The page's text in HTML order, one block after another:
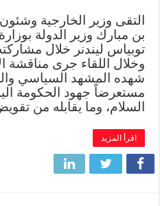
التقى وزير الخارجية
بن مبارك وزير الدولة بوزارة
توبياس ليندنر خلال
وخلال اللقاء جرى مناقشة
شهده المشهد السياسي
مستعرضاً جهود الحكومة
السلام، وما يقابله من
اقرأ المزيد